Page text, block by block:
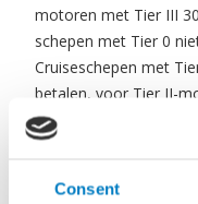
Consent
motoren met Tier III
schepen met Tier 0
Cruiseschepen met
betalen, voor Tier II-
cruiseschepen met
De aanleg van